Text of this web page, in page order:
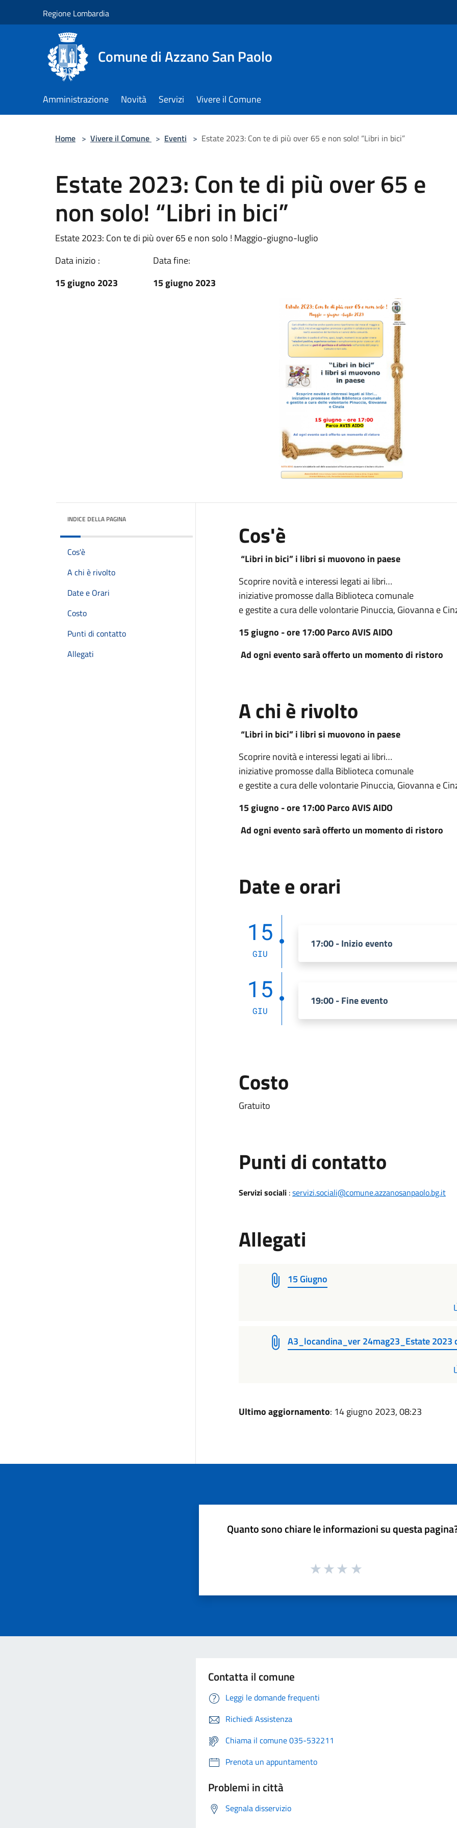
Regione Lombardia
Comune di Azzano San Paolo
Amministrazione Novità Servizi Vivere il Comune
Home > Vivere il Comune > Eventi > Estate 2023: Con te di più over 65 e non solo! “Libri in bici”
Estate 2023: Con te di più over 65 e
non solo! “Libri in bici”
Estate 2023: Con te di più over 65 e non solo ! Maggio-giugno-luglio
Data inizio :
15 giugno 2023
Data fine:
15 giugno 2023
INDICE DELLA PAGINA
Cos'è
A chi è rivolto
Date e Orari
Costo
Punti di contatto
Allegati
Cos'è
“Libri in bici” i libri si muovono in paese
Scoprire novità e interessi legati ai libri…
iniziative promosse dalla Biblioteca comunale
e gestite a cura delle volontarie Pinuccia, Giovanna e
15 giugno - ore 17:00Parco AVIS AIDO
Ad ogni evento sarà offerto un momento di ristoro
A chi è rivolto
“Libri in bici” i libri si muovono in paese
Scoprire novità e interessi legati ai libri…
iniziative promosse dalla Biblioteca comunale
e gestite a cura delle volontarie Pinuccia, Giovanna e
15 giugno - ore 17:00Parco AVIS AIDO
Ad ogni evento sarà offerto un momento di ristoro
Date e orari
15
GIU
17:00 - Inizio evento
15
GIU
19:00 - Fine evento
Costo
Gratuito
Punti di contatto
Servizi sociali:servizi.sociali@comune.azzanosanpaolo.bg.it
Allegati
15 Giugno
A3_locandina_ver 24mag23_Estate 2023
Ultimo aggiornamento: 14 giugno 2023, 08:23
Quanto sono chiare le informazioni su questa
Contatta il comune
Leggi le domande frequenti
Richiedi Assistenza
Chiama il comune 035-532211
Prenota un appuntamento
Problemi in città
Segnala disservizio